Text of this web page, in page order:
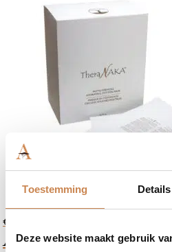
Toestemming Details
Deze website maakt gebruik
€
Age-Defying Eye